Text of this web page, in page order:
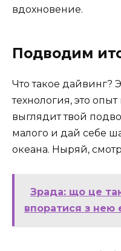
вдохновение.
Подводим
Что такое дайвинг?
технология, это
выглядит твой
малого и дай себе
океана. Ныряй,
Зрада: що це
впоратися з нею